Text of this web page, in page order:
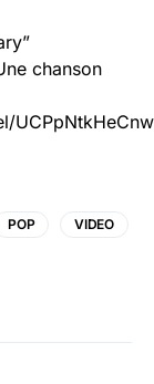
chanson
POP VIDEO